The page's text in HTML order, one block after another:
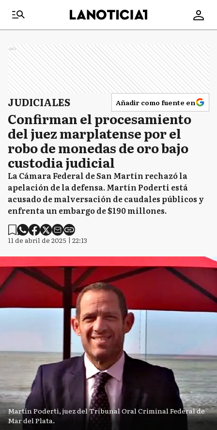
Ads
JUDICIALES Añadir como fuente en
Confirman el procesamiento
del juez marplatense por el
robo de monedas de oro bajo
custodia judicial
La Cámara Federal de San Martín rechazó la
apelación de la defensa. Martín Poderti está
acusado de malversación de caudales públicos y
enfrenta un embargo de $190 millones.
11 de abril de 2025 | 22:13
Martín Poderti, juez del Tribunal Oral Criminal Federal de
Mar del Plata.